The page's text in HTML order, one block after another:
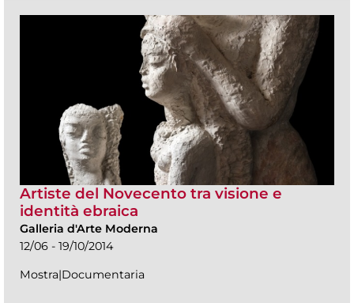
Artiste del Novecento tra visione e
identità ebraica
Galleria d'Arte Moderna
12/06 - 19/10/2014
Mostra|Documentaria